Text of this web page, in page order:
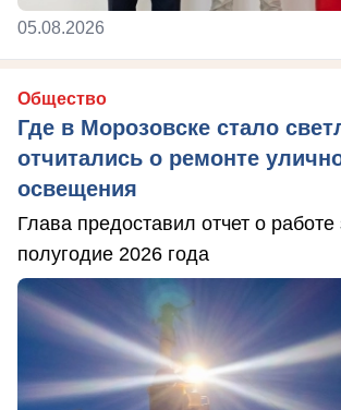
05.08.2026
Общество
Где в Морозовске стало
отчитались о ремонте
освещения
Глава предоставил отчет о работе
полугодие 2026 года